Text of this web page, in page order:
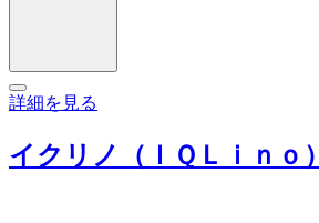
詳細を見る
イクリノ（ＩＱＬｉｎｏ